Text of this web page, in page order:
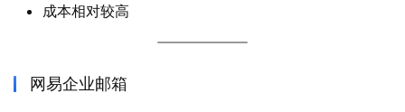
成本相对较高
网易企业邮箱